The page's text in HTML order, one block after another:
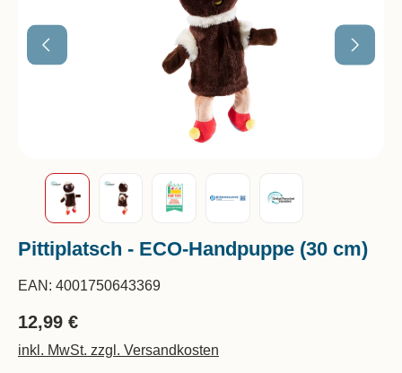
Pittiplatsch - ECO-Handpuppe (30 cm)
EAN: 4001750643369
12,99 €
inkl. MwSt. zzgl. Versandkosten